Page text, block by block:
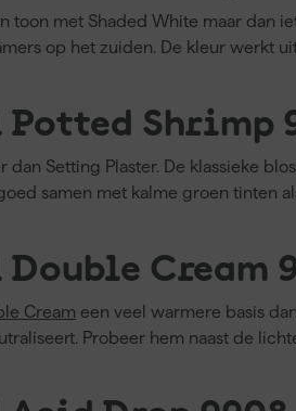
toon met Shaded White maar dan
op het zuiden. De kleur werkt
Potted Shrimp
Setting Plaster. De klassieke
samen met kalme groen tinten
Cream
Cream een veel warmere basis
Probeer hem naast de